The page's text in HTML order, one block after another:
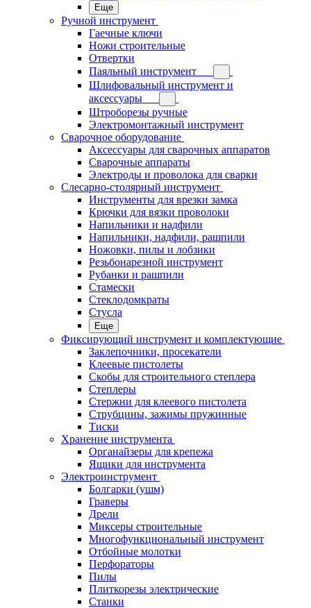
Еще
Ручной инструмент
Гаечные ключи
Ножи строительные
Отвертки
Паяльный инструмент
Шлифовальный инструмент и
аксессуары
Штроборезы ручные
Электромонтажный инструмент
Сварочное оборудование
Аксессуары для сварочных аппаратов
Сварочные аппараты
Электроды и проволока для сварки
Слесарно-столярный инструмент
Инструменты для врезки замка
Крючки для вязки проволоки
Напильники и надфили
Напильники, надфили, рашпили
Ножовки, пилы и лобзики
Резьбонарезной инструмент
Рубанки и рашпили
Стамески
Стеклодомкраты
Стусла
Еще
Фиксирующий инструмент и комплектующие
Заклепочники, просекатели
Клеевые пистолеты
Скобы для строительного степлера
Степлеры
Стержни для клеевого пистолета
Струбцины, зажимы пружинные
Тиски
Хранение инструмента
Органайзеры для крепежа
Ящики для инструмента
Электроинструмент
Болгарки (ушм)
Граверы
Дрели
Миксеры строительные
Многофункциональный инструмент
Отбойные молотки
Перфораторы
Пилы
Плиткорезы электрические
Станки